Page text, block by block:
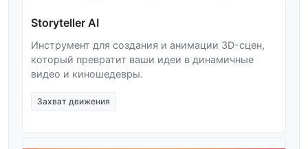
Storyteller AI
Инструмент для создания и анимации 3D-сцен,
который превратит ваши идеи в динамичные
видео и киношедевры.
Захват движения